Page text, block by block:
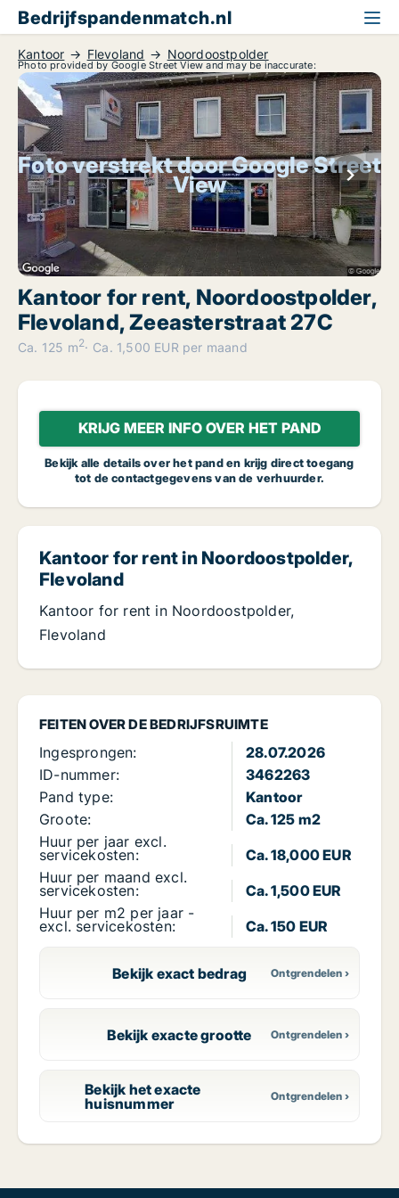
Bedrijfspandenmatch.nl
Kantoor Flevoland Noordoostpolder
Photo provided by Google Street View and may be inaccurate:
Foto verstrekt door Google Street
View
Kantoor for rent, Noordoostpolder,
Flevoland, Zeeasterstraat 27C
Ca. 125 m2 Ca. 1,500 EUR per maand
KRIJG MEER INFO OVER HET PAND
Bekijk alle details over het pand en krijg direct toegang
tot de contactgegevens van de verhuurder.
FEITEN OVER DE BEDRIJFSRUIMTE
Ingesprongen:
28.07.2026
ID-nummer:
3462263
Pand type:
Kantoor
Groote:
Ca. 125 m2
Huur per jaar excl.
servicekosten:
Ca. 18,000 EUR
Huur per maand excl.
servicekosten:
Ca. 1,500 EUR
Huur per m2 per jaar -
excl. servicekosten: Ca. 150 EUR
Bekijk exact bedrag
Bekijk exacte grootte
Bekijk het exacte
huisnummer
Kantoor for rent in Noordoostpolder,
Flevoland
Kantoor for rent in Noordoostpolder,
Flevoland